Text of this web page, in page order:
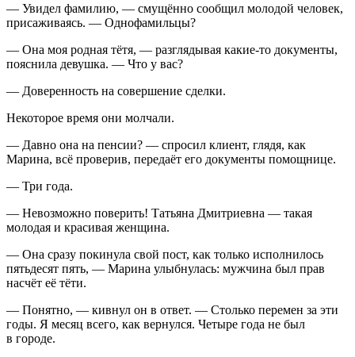
— Увидел фамилию, — смущённо сообщил молодой человек,
присаживаясь. — Однофамильцы?
— Она моя родная тётя, — разглядывая какие-то документы,
пояснила девушка. — Что у вас?
— Доверенность на совершение сделки.
Некоторое время они молчали.
— Давно она на пенсии? — спросил клиент, глядя, как
Марина, всё проверив, передаёт его документы помощнице.
— Три года.
— Невозможно поверить! Татьяна Дмитриевна — такая
молодая и красивая женщина.
— Она сразу покинула свой пост, как только исполнилось
пятьдесят пять, — Марина улыбнулась: мужчина был прав
насчёт её тёти.
— Понятно, — кивнул он в ответ. — Столько перемен за эти
годы. Я месяц всего, как вернулся. Четыре года не был
в городе.